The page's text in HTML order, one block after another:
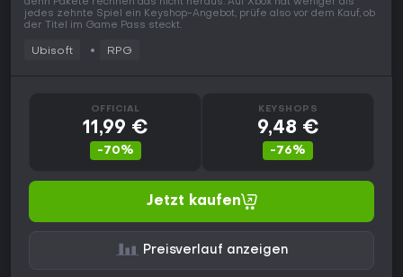
denn Pakete rechnen das nicht heraus. Auf Xbox hat weniger als
jedes zehnte Spiel ein Keyshop-Angebot, prüfe also vor dem Kauf, ob
der Titel im Game Pass steckt.
Ubisoft RPG
OFFICIAL
11,99 €
-70%
KEYSHOPS
9,48 €
-76%
Jetzt kaufen
Preisverlauf anzeigen